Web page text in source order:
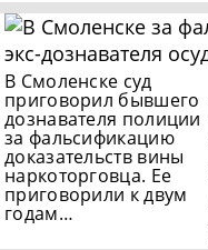
В Смоленске суд
приговорил бывшего
дознавателя полиции
за фальсификацию
доказательств вины
наркоторговца. Ее
приговорили к двум
годам…